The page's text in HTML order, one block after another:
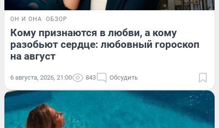
ОН И ОНА ОБЗОР
Кому признаются в любви, а кому
разобьют сердце: любовный гороскоп
на август
6 августа, 2026, 21:00 843 Обсудить